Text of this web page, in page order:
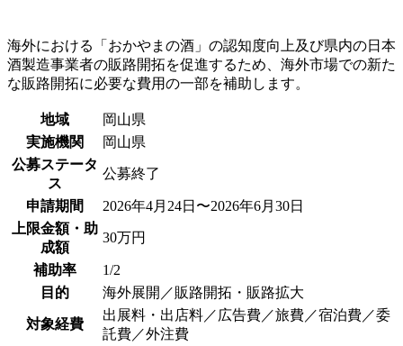
海外における「おかやまの酒」の認知度向上及び県内の日本
酒製造事業者の販路開拓を促進するため、海外市場での新た
な販路開拓に必要な費用の一部を補助します。
地域
岡山県
実施機関
岡山県
公募ステータ
ス
公募終了
申請期間
2026年4月24日〜2026年6月30日
上限金額・助
成額
30万円
補助率
1/2
目的
海外展開／販路開拓・販路拡大
対象経費
出展料・出店料／広告費／旅費／宿泊費／委
託費／外注費